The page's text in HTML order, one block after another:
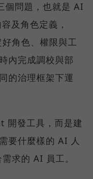
個問題，也就是 AI
及角色定義，
角色、權限與工
內完成調校與部
的治理框架下運
開發工具，而是建
要什麼樣的 AI 人
求的 AI 員工。